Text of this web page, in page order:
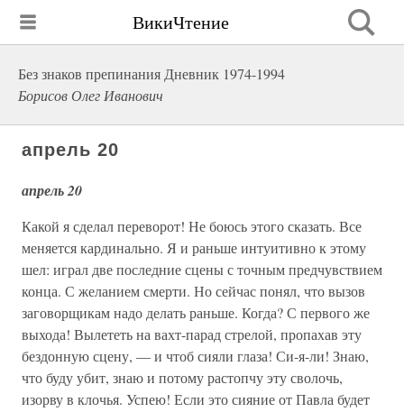
ВикиЧтение
Без знаков препинания Дневник 1974-1994
Борисов Олег Иванович
апрель 20
апрель 20
Какой я сделал переворот! Не боюсь этого сказать. Все
меняется кардинально. Я и раньше интуитивно к этому
шел: играл две последние сцены с точным предчувствием
конца. С желанием смерти. Но сейчас понял, что вызов
заговорщикам надо делать раньше. Когда? С первого же
выхода! Вылететь на вахт-парад стрелой, пропахав эту
бездонную сцену, — и чтоб сияли глаза! Си-я-ли! Знаю,
что буду убит, знаю и потому растопчу эту сволочь,
изорву в клочья. Успею! Если это сияние от Павла будет